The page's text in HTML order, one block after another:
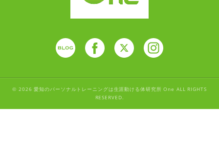
© 2026 愛知のパーソナルトレーニングは生涯動ける体研究所 One ALL RIGHTS
RESERVED.